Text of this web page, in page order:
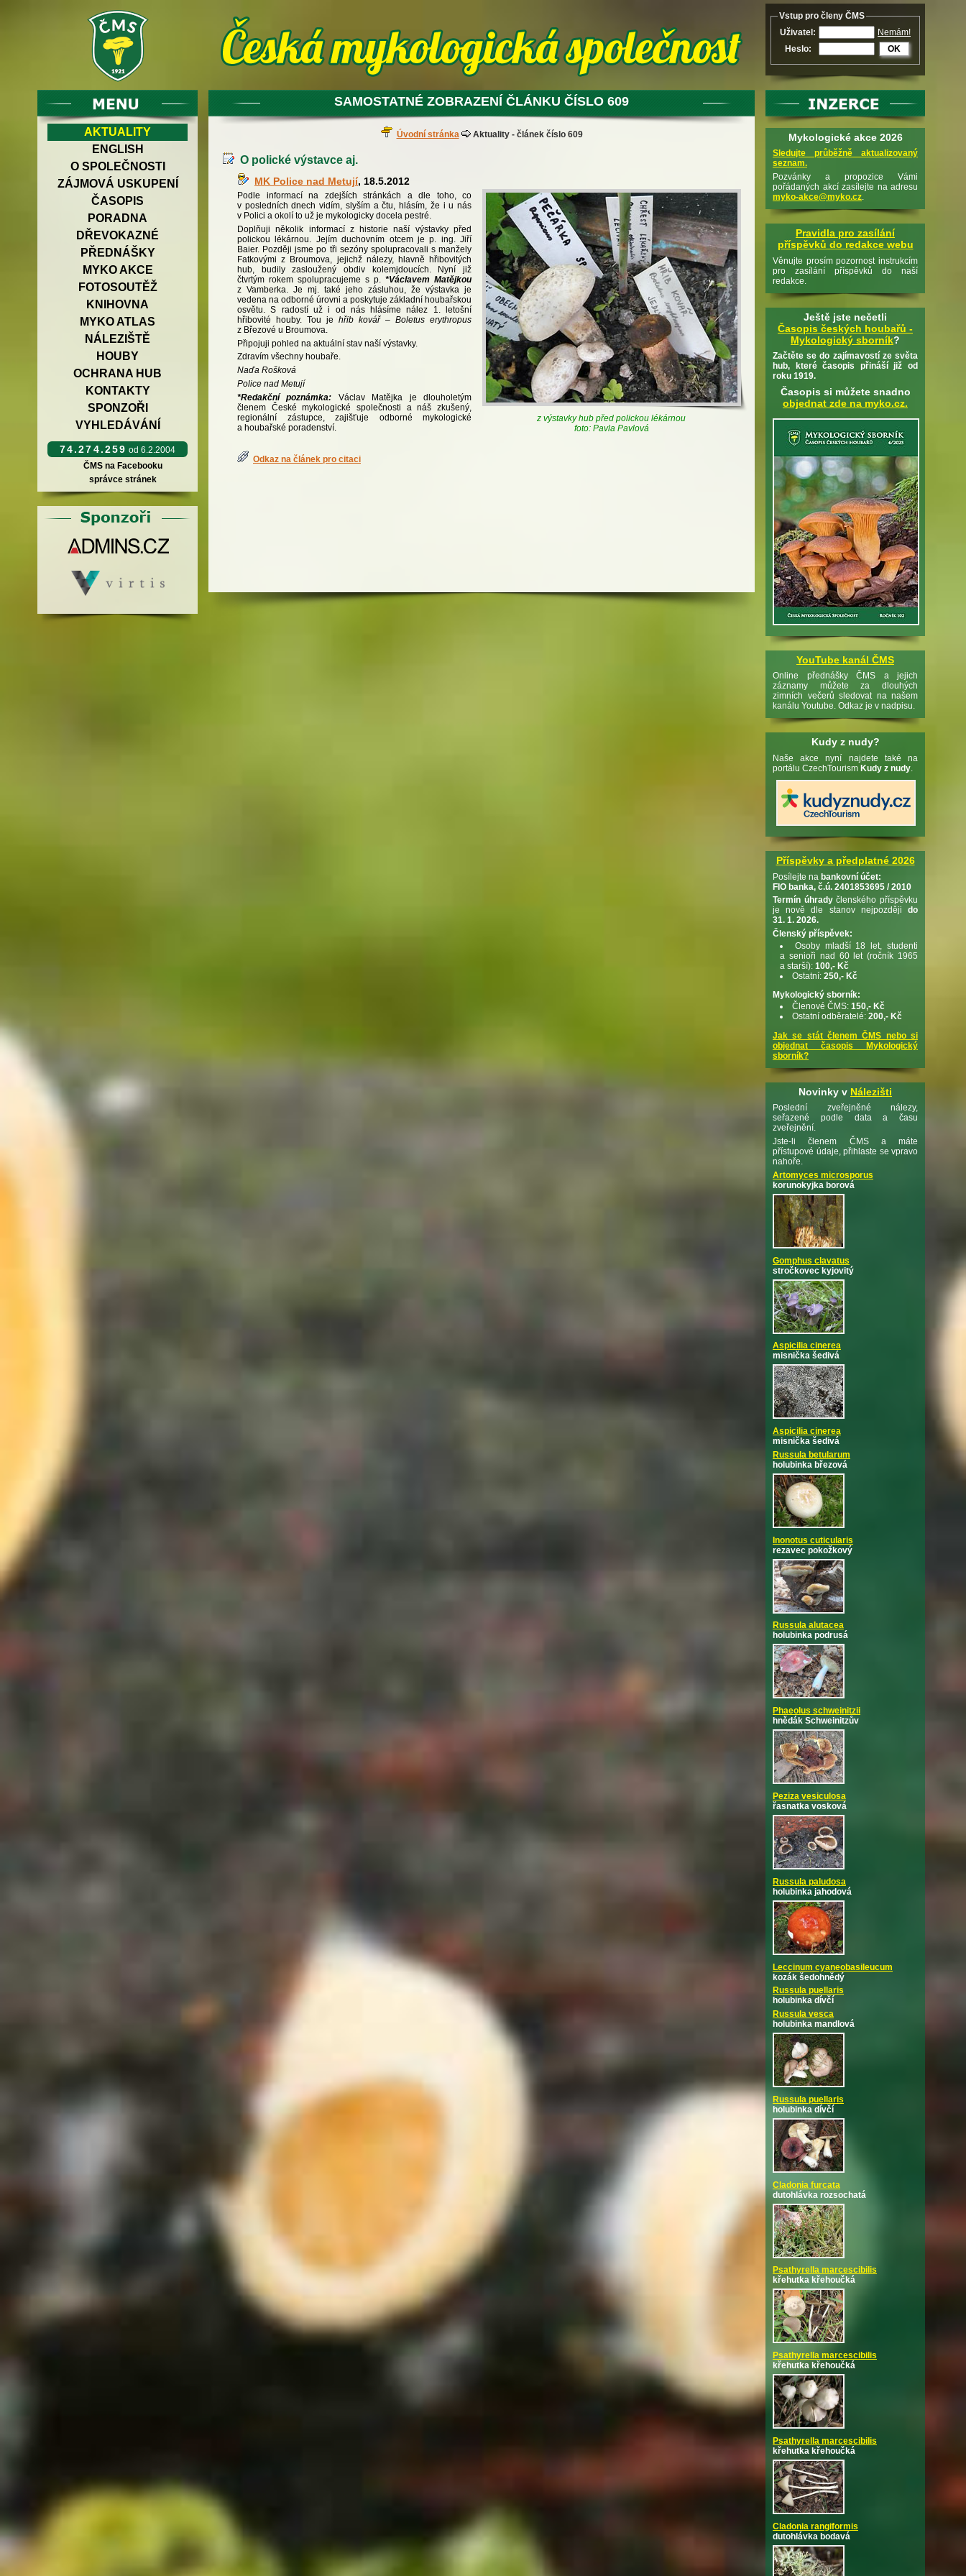
AKTUALITY
ENGLISH
O SPOLEČNOSTI
ZÁJMOVÁ USKUPENÍ
ČASOPIS
PORADNA
DŘEVOKAZNÉ
PŘEDNÁŠKY
MYKO AKCE
FOTOSOUTĚŽ
KNIHOVNA
MYKO ATLAS
NÁLEZIŠTĚ
HOUBY
OCHRANA HUB
KONTAKTY
SPONZOŘI
VYHLEDÁVÁNÍ
74.274.259 od 6.2.2004
ČMS na Facebooku
správce stránek
SAMOSTATNÉ ZOBRAZENÍ ČLÁNKU ČÍSLO 609
Úvodní stránka Aktuality - článek číslo 609
O polické výstavce aj.
MK Police nad Metují, 18.5.2012
z výstavky hub před polickou lékárnou
foto: Pavla Pavlová
Podle informací na zdejších stránkách a dle toho, co
v posledních dnech vidím, slyším a čtu, hlásím, že i u nás
v Polici a okolí to už je mykologicky docela pestré.
Doplňuji několik informací z historie naší výstavky před
polickou lékárnou. Jejím duchovním otcem je p. ing. Jiří
Baier. Později jsme po tři sezóny spolupracovali s manžely
Fatkovými z Broumova, jejichž nálezy, hlavně hřibovitých
hub, budily zasloužený obdiv kolemjdoucích. Nyní již
čtvrtým rokem spolupracujeme s p.
*Václavem Matějkou
z Vamberka. Je mj. také jeho zásluhou, že výstavka je
vedena na odborné úrovni a poskytuje základní houbařskou
osvětu. S radostí už i od nás hlásíme nález 1. letošní
hřibovité houby. Tou je hřib kovář– Boletus erythropus
z Březové u Broumova.
Připojuji pohled na aktuální stav naší výstavky.
Zdravím všechny houbaře.
Naďa Rošková
Police nad Metují
*Redakční poznámka: Václav Matějka je dlouholetým
členem České mykologické společnosti a náš zkušený,
regionální zástupce, zajišťuje odborné mykologické
a houbařské poradenství.
Odkaz na článek pro citaci
Vstup pro členy ČMS
Uživatel:
Nemám!
Heslo:
OK
Mykologické akce 2026
Sledujte průběžně aktualizovaný
seznam.
Pozvánky a propozice Vámi
pořádaných akcí zasílejte na adresu
myko-akce@myko.cz.
Pravidla pro zasílání
příspěvků do redakce webu
Věnujte prosím pozornost instrukcím
pro zasílání příspěvků do naší
redakce.
Ještě jste nečetli
Časopis českých houbařů -
Mykologický sborník?
Začtěte se do zajímavostí ze světa
hub, které časopis přináší již od
roku 1919.
Časopis si můžete snadno
objednat zde na myko.cz.
YouTube kanál ČMS
Online přednášky ČMS a jejich
záznamy můžete za dlouhých
zimních večerů sledovat na našem
kanálu Youtube. Odkaz je v nadpisu.
Kudy z nudy?
Naše akce nyní najdete také na
portálu CzechTourism Kudy z nudy
Příspěvky a předplatné 2026
Posílejte na bankovní účet:
FIO banka, č.ú. 2401853695 / 2010
Termín úhradyčlenského příspěvku
je nově dle stanov nejpozději do
31. 1. 2026.
Členský příspěvek:
Osoby mladší 18 let, studenti
a senioři nad 60 let (ročník 1965
a starší): 100,- Kč
Ostatní: 250,- Kč
Mykologický sborník:
Členové ČMS: 150,- Kč
Ostatní odběratelé: 200,- Kč
Jak se stát členem ČMS nebo si
objednat časopis Mykologický
sborník?
Novinky v Nálezišti
Poslední zveřejněné nálezy,
seřazené podle data a času
zveřejnění.
Jste-li členem ČMS a máte
přístupové údaje, přihlaste se vpravo
nahoře.
Artomyces microsporus
korunokyjka borová
Gomphus clavatus
stročkovec kyjovitý
Aspicilia cinerea
misnička šedivá
Aspicilia cinerea
misnička šedivá
Russula betularum
holubinka březová
Inonotus cuticularis
rezavec pokožkový
Russula alutacea
holubinka podrusá
Phaeolus schweinitzii
hnědák Schweinitzův
Peziza vesiculosa
řasnatka vosková
Russula paludosa
holubinka jahodová
Leccinum cyaneobasileucum
kozák šedohnědý
Russula puellaris
holubinka dívčí
Russula vesca
holubinka mandlová
Russula puellaris
holubinka dívčí
Cladonia furcata
dutohlávka rozsochatá
Psathyrella marcescibilis
křehutka křehoučká
Psathyrella marcescibilis
křehutka křehoučká
Psathyrella marcescibilis
křehutka křehoučká
Cladonia rangiformis
dutohlávka bodavá